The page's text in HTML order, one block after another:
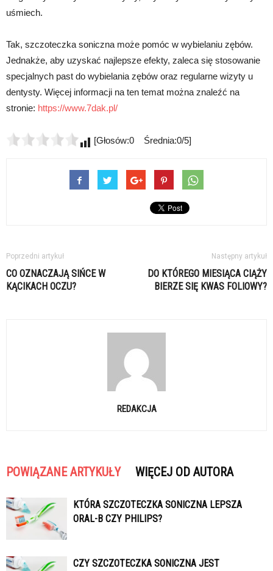
uśmiech.
Tak, szczoteczka soniczna może pomóc w wybielaniu zębów.
Jednakże, aby uzyskać najlepsze efekty, zaleca się stosowanie
specjalnych past do wybielania zębów oraz regularne wizyty u
dentysty. Więcej informacji na ten temat można znaleźć na
stronie: https://www.7dak.pl/
[Głosów:0 Średnia:0/5]
Poprzedni artykuł
CO OZNACZAJĄ SIŃCE W
KĄCIKACH OCZU?
Następny artykuł
DO KTÓREGO MIESIĄCA CIĄŻY
BIERZE SIĘ KWAS FOLIOWY?
REDAKCJA
POWIĄZANE ARTYKUŁY WIĘCEJ OD AUTORA
KTÓRA SZCZOTECZKA SONICZNA LEPSZA
ORAL-B CZY PHILIPS?
CZY SZCZOTECZKA SONICZNA JEST